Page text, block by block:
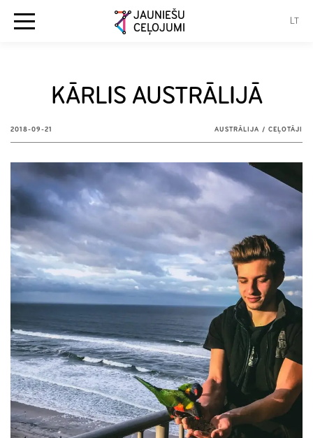
KĀRLIS AUSTRĀLIJĀ
2018-09-21 AUSTRĀLIJA / CEĻOTĀJI
JAUNIEŠU
CEĻOJUMI
LT